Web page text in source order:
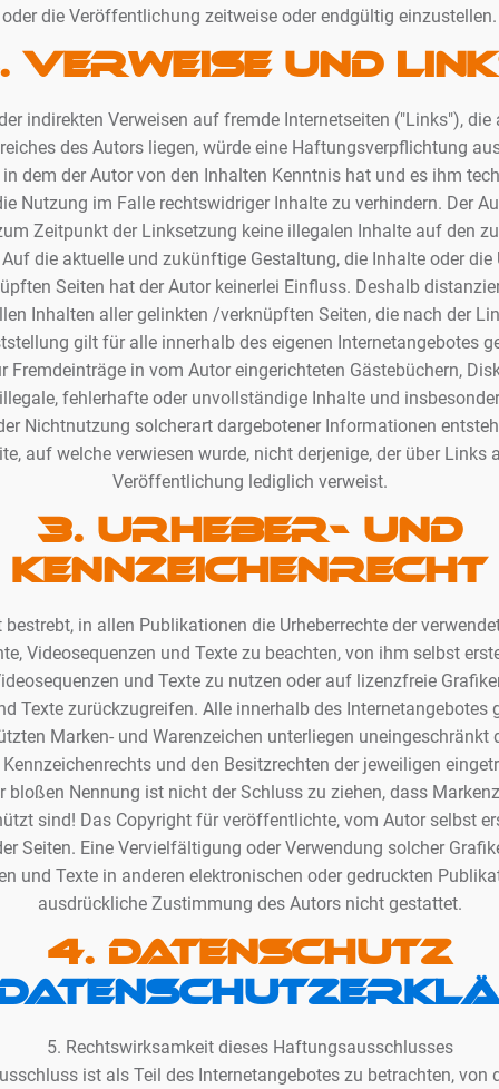
oder die Veröffentlichung zeitweise oder endgültig einzustellen.
Verweise und
indirekten Verweisen auf fremde Internetseiten ("Links"), die
des Autors liegen, würde eine Haftungsverpflichtung
dem der Autor von den Inhalten Kenntnis hat und es ihm
Nutzung im Falle rechtswidriger Inhalte zu verhindern. Der
Zeitpunkt der Linksetzung keine illegalen Inhalte auf den
die aktuelle und zukünftige Gestaltung, die Inhalte oder die
Seiten hat der Autor keinerlei Einfluss. Deshalb
Inhalten aller gelinkten /verknüpften Seiten, die nach der
gilt für alle innerhalb des eigenen Internetangebotes
Fremdeinträge in vom Autor eingerichteten Gästebüchern,
fehlerhafte oder unvollständige Inhalte und
Nichtnutzung solcherart dargebotener Informationen
auf welche verwiesen wurde, nicht derjenige, der über Links
Veröffentlichung lediglich verweist.
3. Urheber- und
Kennzeichenrecht
bestrebt, in allen Publikationen die Urheberrechte der
Videosequenzen und Texte zu beachten, von ihm selbst
und Texte zu nutzen oder auf lizenzfreie
Texte zurückzugreifen. Alle innerhalb des Internetangebotes
Marken- und Warenzeichen unterliegen uneingeschränkt
und den Besitzrechten der jeweiligen
bloßen Nennung ist nicht der Schluss zu ziehen, dass
sind! Das Copyright für veröffentlichte, vom Autor selbst
Seiten. Eine Vervielfältigung oder Verwendung solcher
und Texte in anderen elektronischen oder gedruckten
ausdrückliche Zustimmung des Autors nicht gestattet.
4. Datenschutz
5. Rechtswirksamkeit dieses Haftungsausschlusses
ist als Teil des Internetangebotes zu betrachten, von